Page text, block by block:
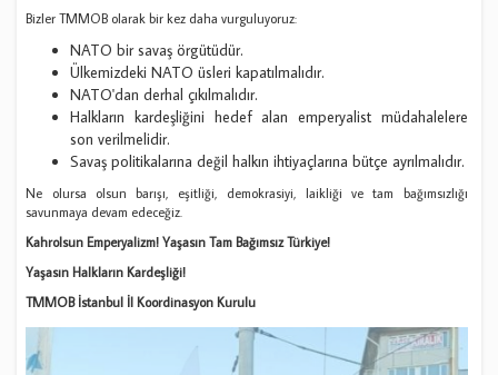
Bizler TMMOB olarak bir kez daha vurguluyoruz:
NATO bir savaş örgütüdür.
Ülkemizdeki NATO üsleri kapatılmalıdır.
NATO'dan derhal çıkılmalıdır.
Halkların kardeşliğini hedef alan emperyalist müdahalelere
son verilmelidir.
Savaş politikalarına değil halkın ihtiyaçlarına bütçe ayrılmalıdır.
Ne olursa olsun barışı, eşitliği, demokrasiyi, laikliği ve tam bağımsızlığı
savunmaya devam edeceğiz.
Kahrolsun Emperyalizm! Yaşasın Tam Bağımsız Türkiye!
Yaşasın Halkların Kardeşliği!
TMMOB İstanbul İl Koordinasyon Kurulu